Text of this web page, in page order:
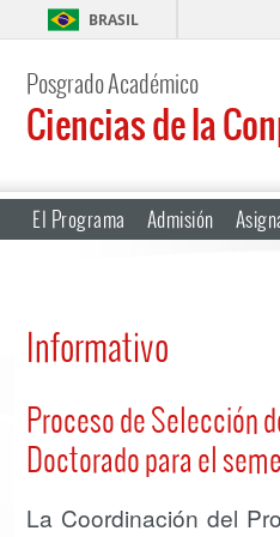
BRASIL
Posgrado Académico
Ciencias de la
El Programa Admisión
Informativo
Proceso de Selección
Doctorado para el
La Coordinación del